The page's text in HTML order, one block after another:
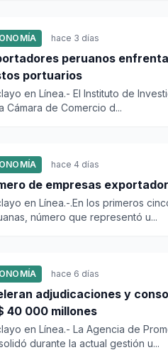
hace 3 días
peruanos
portuarios
en Línea.- El Instituto de
Cámara de Comercio d...
hace 4 días
de empresas
en Línea.-.En los primeros
número que representó u...
hace 6 días
adjudicaciones y
40 000 millones
en Línea.- La Agencia de
durante la actual gestión u...